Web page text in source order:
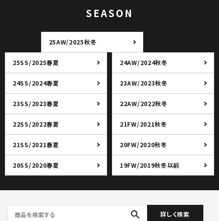
SEASON
25AW/2025秋冬
25SS/2025春夏 24AW/2024秋冬
24SS/2024春夏 23AW/2023秋冬
23SS/2023春夏 22AW/2022秋冬
22SS/2022春夏 21FW/2021秋冬
21SS/2021春夏 20FW/2020秋冬
20SS/2020春夏 19FW/2019秋冬以前
search 詳しく検索